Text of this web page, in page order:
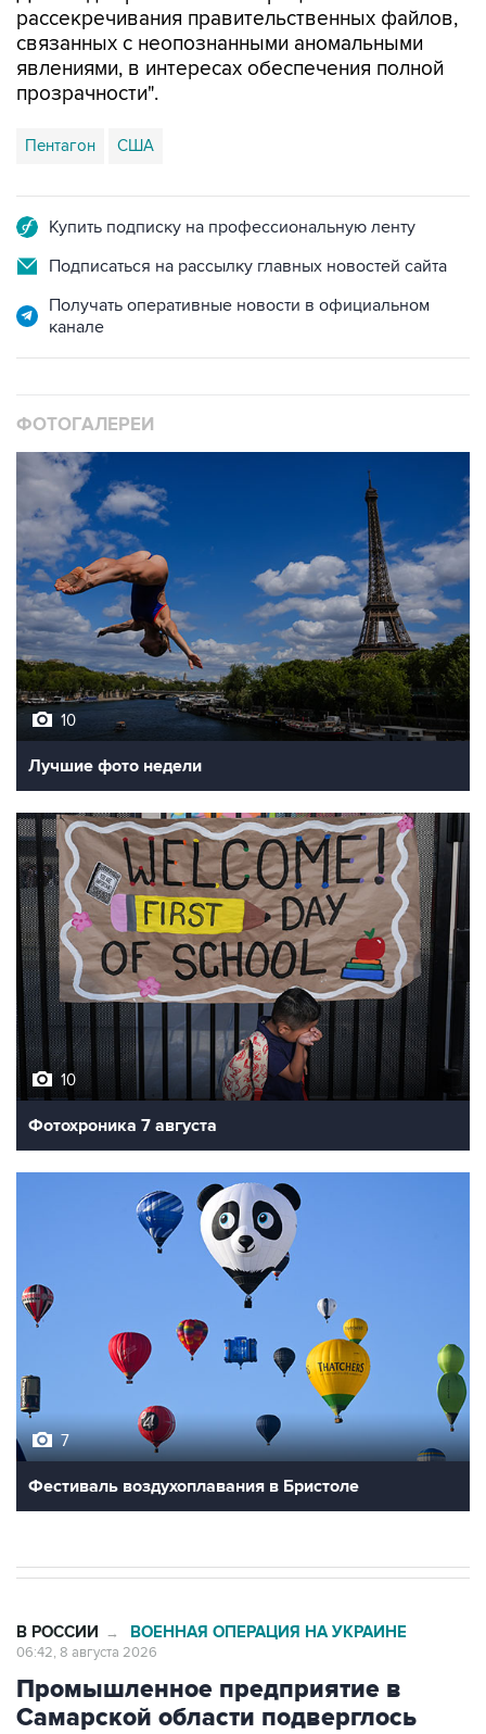
явлениями, в интересах обеспечения полной
прозрачности".
Пентагон США
Подписаться на рассылку главных новостей сайта
Получать оперативные новости в официальном
10
Лучшие фото недели
10
Фотохроника 7 августа
Фестиваль воздухоплавания в Бристоле
Промышленное предприятие в
Самарской области подверглось
атаке БПЛА